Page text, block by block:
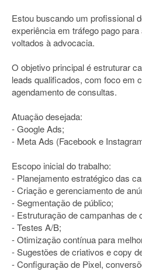
Estou buscando um profissional
experiência em tráfego pago
voltados à advocacia.
O objetivo principal é estruturar
leads qualificados, com foco em
agendamento de consultas.
Atuação desejada:
- Google Ads;
- Meta Ads (Facebook e
Escopo inicial do trabalho:
- Planejamento estratégico das
- Criação e gerenciamento de
- Segmentação de público;
- Estruturação de campanhas de
- Testes A/B;
- Otimização contínua para
- Sugestões de criativos e copy
- Configuração de Pixel,